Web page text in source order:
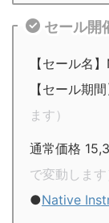
セール開
【セール名
【セール期
ます）
通常価格
で変動します
●Native